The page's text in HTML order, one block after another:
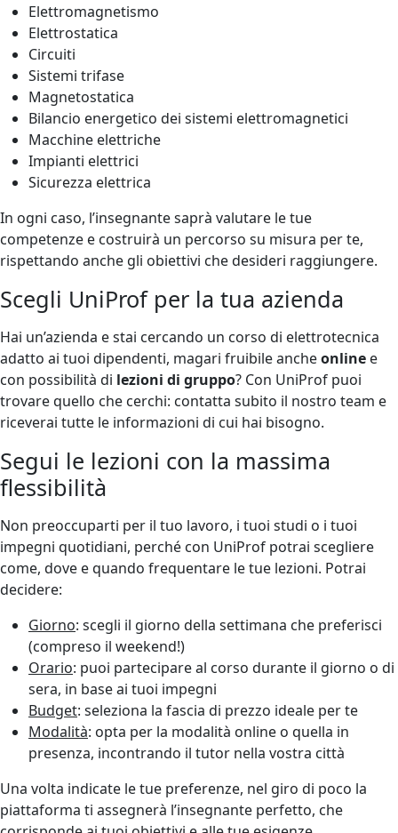
Elettromagnetismo
Elettrostatica
Circuiti
Sistemi trifase
Magnetostatica
Bilancio energetico dei sistemi elettromagnetici
Macchine elettriche
Impianti elettrici
Sicurezza elettrica
In ogni caso, l’insegnante saprà valutare le tue
competenze e costruirà un percorso su misura per te,
rispettando anche gli obiettivi che desideri raggiungere.
Scegli UniProf per la tua azienda
Hai un’azienda e stai cercando un corso di elettrotecnica
adatto ai tuoi dipendenti, magari fruibile ancheonline e
con possibilità di lezioni di gruppo? Con UniProf puoi
trovare quello che cerchi: contatta subito il nostro team e
riceverai tutte le informazioni di cui hai bisogno.
Segui le lezioni con la massima
flessibilità
Non preoccuparti per il tuo lavoro, i tuoi studi o i tuoi
impegni quotidiani, perché con UniProf potrai scegliere
come, dove e quando frequentare le tue lezioni. Potrai
decidere:
Giorno: scegli il giorno della settimana che preferisci
(compreso il weekend!)
Orario: puoi partecipare al corso durante il giorno o di
sera, in base ai tuoi impegni
Budget: seleziona la fascia di prezzo ideale per te
Modalità: opta per la modalità online o quella in
presenza, incontrando il tutor nella vostra città
Una volta indicate le tue preferenze, nel giro di poco la
piattaforma ti assegnerà l’insegnante perfetto, che